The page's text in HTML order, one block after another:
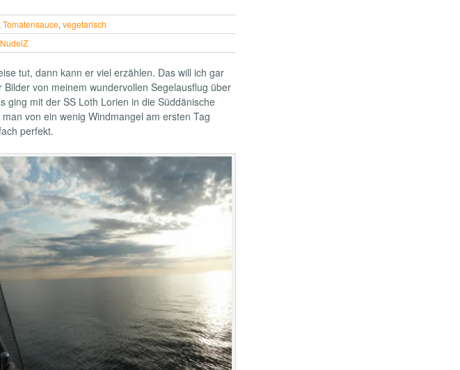
,Tomatensauce,vegetarisch
NudelZ
tut, dann kann er viel erzählen. Das will ich gar
Bilder von meinem wundervollen Segelausflug über
ging mit der SS Loth Lorien in die Süddänische
von ein wenig Windmangel am ersten Tag
perfekt.